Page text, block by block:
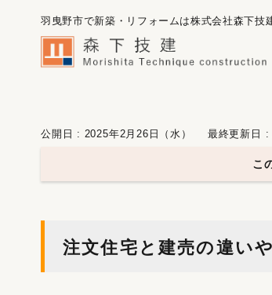
羽曳野市で新築・リフォームは株式会社森下技
公開日 : 2025年2月26日（水） 最終更新日 :
こ
注文住宅と建売の違い